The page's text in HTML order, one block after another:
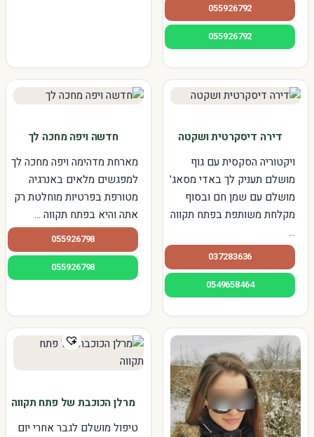
055926792
055926792
דירה דיסקרטית ושקטה
ויקטוריה הסקסית עם גוף
מושלם תעניק לך באדי מסאג'
מושלם עם שמן חם ובסוף
מקלחת משותפת בפתח תקווה
...
037283636
0549658464
חדשה ויפה מחכה לך
מארחת מדהימה ויפה מחכה לך
למפגשים מלאים באנרגיה
מטורפת בפרטיות מוחלטת רק
אתה והיא בפתח תקווה ...
055926798
055926798
מרלן הכוכבת של פתח תקווה
טיפול מושלם לגבר אחרי יום